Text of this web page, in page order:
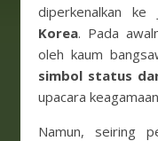
diperkenalkan ke
Korea. Pada
oleh kaum
simbol status
upacara
Namun, seiring